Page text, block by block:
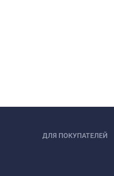
ДЛЯ ПОКУПАТЕЛЕЙ